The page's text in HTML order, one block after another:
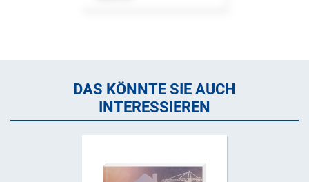
DAS KÖNNTE SIE AUCH
INTERESSIEREN